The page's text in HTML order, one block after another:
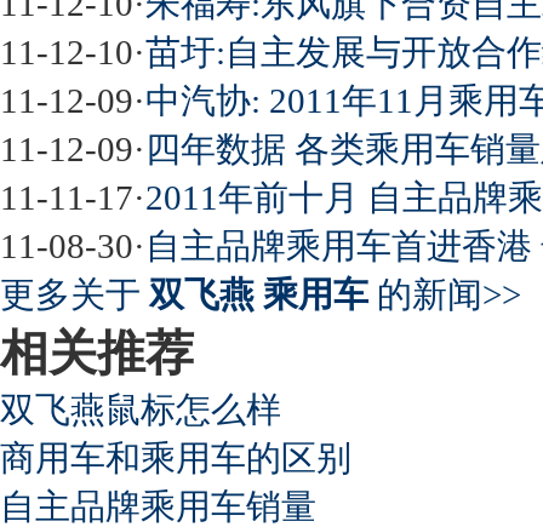
11-12-10·苗圩:自主发展与开放合
11-12-09·中汽协: 2011年11月乘用
11-12-09·四年数据 各类乘用车销
11-11-17·2011年前十月 自主品牌
11-08-30· 自主品牌乘用车首进香
更多关于 双飞燕 乘用车 的新闻>>
相关推荐
双飞燕鼠标怎么样
商用车和乘用车的区别
自主品牌乘用车销量